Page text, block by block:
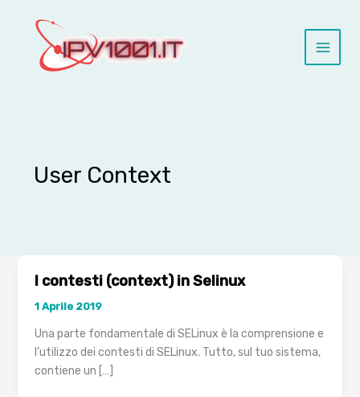
contenuto
User Context
I contesti (context) in Selinux
1 Aprile 2019
Una parte fondamentale di SELinux è la comprensione e
l’utilizzo dei contesti di SELinux. Tutto, sul tuo sistema,
contiene un […]